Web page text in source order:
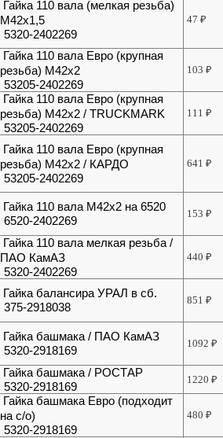
Гайка 110 вала (мелкая резьба)
М42х1,5
5320-2402269
47₽
Гайка 110 вала Евро (крупная
резьба) М42х2
53205-2402269
103₽
Гайка 110 вала Евро (крупная
резьба) М42х2 / TRUCKMARK
53205-2402269
111₽
Гайка 110 вала Евро (крупная
резьба) М42х2 / КАРДО
53205-2402269
641₽
Гайка 110 вала М42х2 на 6520
6520-2402269
153₽
Гайка 110 вала мелкая резьба /
ПАО КамАЗ
5320-2402269
440₽
Гайка балансира УРАЛ в сб.
375-2918038
851₽
Гайка башмака / ПАО КамАЗ
5320-2918169
1092₽
Гайка башмака / РОСТАР
5320-2918169
1220₽
Гайка башмака Евро (подходит
на с/о)
5320-2918169
480₽